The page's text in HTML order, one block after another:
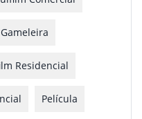
Residencial
Película